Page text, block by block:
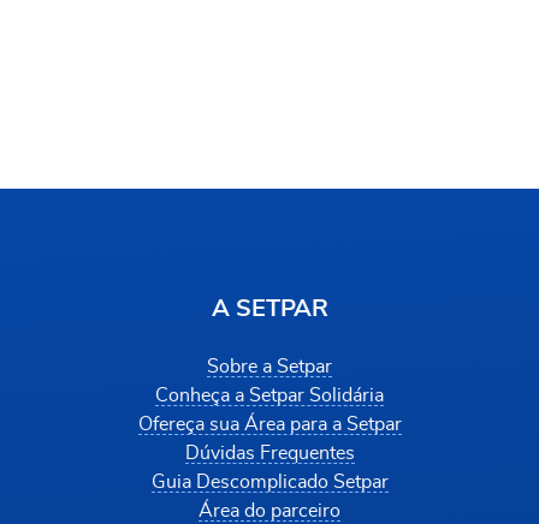
A SETPAR
Sobre a Setpar
Conheça a Setpar Solidária
Ofereça sua Área para a Setpar
Dúvidas Frequentes
Guia Descomplicado Setpar
Área do parceiro